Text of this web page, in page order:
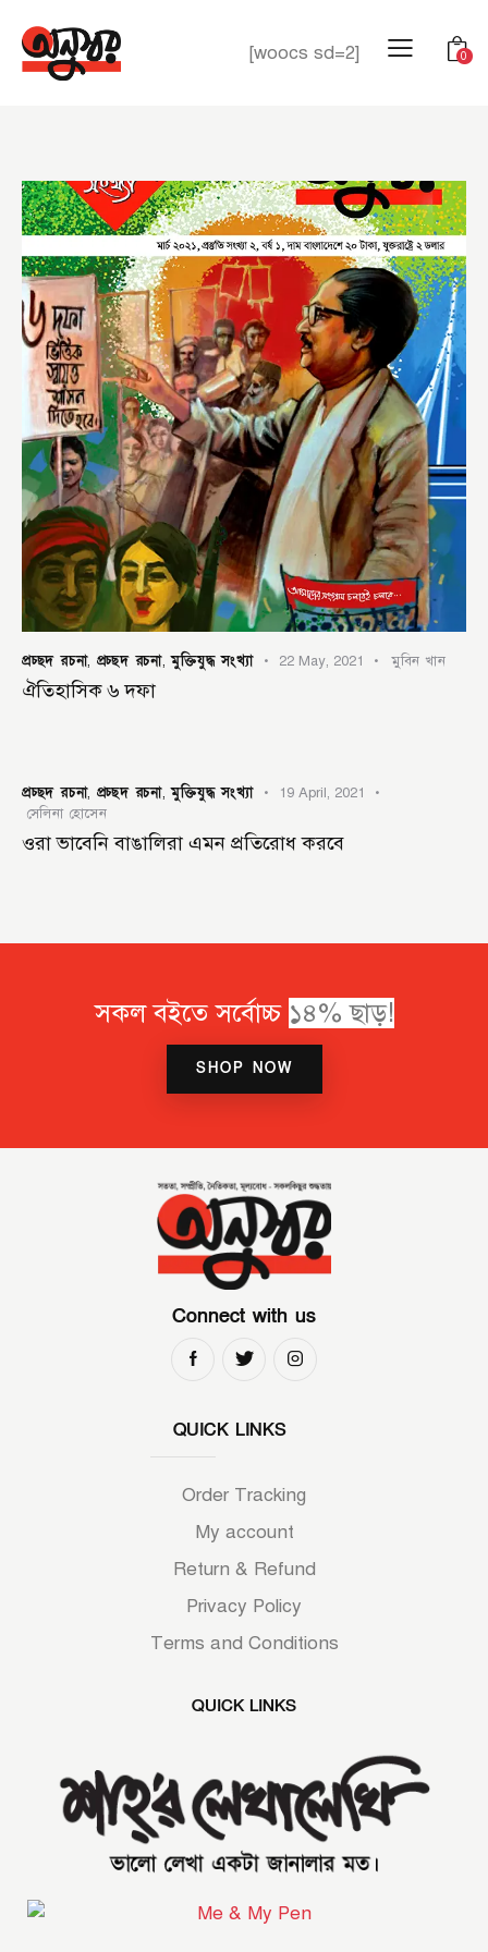
[woocs sd=2] 0
প্রচ্ছদ রচনা, প্রচ্ছদ রচনা,মুক্তিযুদ্ধ সংখ্যা 22 May, 2021 মুবিন খান
ঐতিহাসিক ৬ দফা
প্রচ্ছদ রচনা, প্রচ্ছদ রচনা,মুক্তিযুদ্ধ সংখ্যা
19 April, 2021
সেলিনা হোসেন
ওরা ভাবেনি বাঙালিরা এমন প্রতিরোধ করবে
সকল বইতে সর্বোচ্চ ১৪% ছড়!
SHOP NOW
Connect with us
QUICK LINKS
Order Tracking
My account
Return & Refund
Privacy Policy
Terms and Conditions
QUICK LINKS